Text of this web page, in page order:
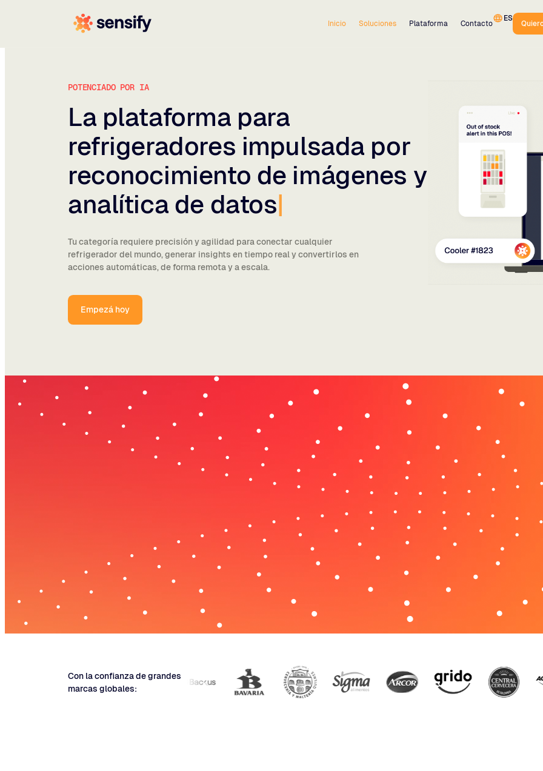
Inicio Soluciones Plataforma Contacto
ES
POTENCIADO POR IA
La plataforma para
refrigeradores impulsada por
reconocimiento de imágenes y
analítica de datos
Tu categoría requiere precisión y agilidad para conectar cualquier
refrigerador del mundo, generar insights en tiempo real y convertirlos en
acciones automáticas, de forma remota y a escala.
Empezá hoy
Con la conﬁanza de grandes
marcas globales: